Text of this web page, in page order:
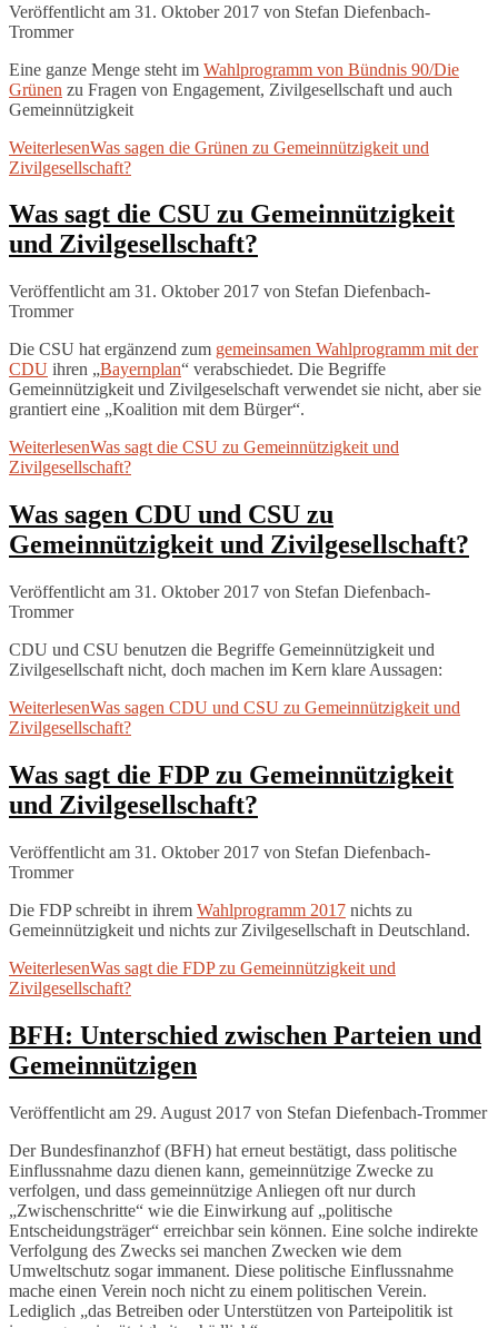
Veröffentlicht am 31. Oktober 2017 von Stefan Diefenbach-
Trommer
Eine ganze Menge steht im Wahlprogramm von Bündnis 90/Die
Grünen zu Fragen von Engagement, Zivilgesellschaft und auch
Gemeinnützigkeit
WeiterlesenWas sagen die Grünen zu Gemeinnützigkeit und
Zivilgesellschaft?
Was sagt die CSU zu Gemeinnützigkeit
und Zivilgesellschaft?
Veröffentlicht am 31. Oktober 2017 von Stefan Diefenbach-
Trommer
Die CSU hat ergänzend zum gemeinsamen Wahlprogramm mit der
CDU ihren „Bayernplan“ verabschiedet. Die Begriffe
Gemeinnützigkeit und Zivilgeselschaft verwendet sie nicht, aber sie
grantiert eine „Koalition mit dem Bürger“.
WeiterlesenWas sagt die CSU zu Gemeinnützigkeit und
Zivilgesellschaft?
Was sagen CDU und CSU zu
Gemeinnützigkeit und Zivilgesellschaft?
Veröffentlicht am 31. Oktober 2017 von Stefan Diefenbach-
Trommer
CDU und CSU benutzen die Begriffe Gemeinnützigkeit und
Zivilgesellschaft nicht, doch machen im Kern klare Aussagen:
WeiterlesenWas sagen CDU und CSU zu Gemeinnützigkeit und
Zivilgesellschaft?
Was sagt die FDP zu Gemeinnützigkeit
und Zivilgesellschaft?
Veröffentlicht am 31. Oktober 2017 von Stefan Diefenbach-
Trommer
Die FDP schreibt in ihrem Wahlprogramm 2017 nichts zu
Gemeinnützigkeit und nichts zur Zivilgesellschaft in Deutschland.
WeiterlesenWas sagt die FDP zu Gemeinnützigkeit und
Zivilgesellschaft?
BFH: Unterschied zwischen Parteien und
Gemeinnützigen
Veröffentlicht am 29. August 2017 von Stefan Diefenbach-Trommer
Der Bundesfinanzhof (BFH) hat erneut bestätigt, dass politische
Einflussnahme dazu dienen kann, gemeinnützige Zwecke zu
verfolgen, und dass gemeinnützige Anliegen oft nur durch
„Zwischenschritte“ wie die Einwirkung auf „politische
Entscheidungsträger“ erreichbar sein können. Eine solche indirekte
Verfolgung des Zwecks sei manchen Zwecken wie dem
Umweltschutz sogar immanent. Diese politische Einflussnahme
mache einen Verein noch nicht zu einem politischen Verein.
Lediglich „das Betreiben oder Unterstützen von Parteipolitik ist